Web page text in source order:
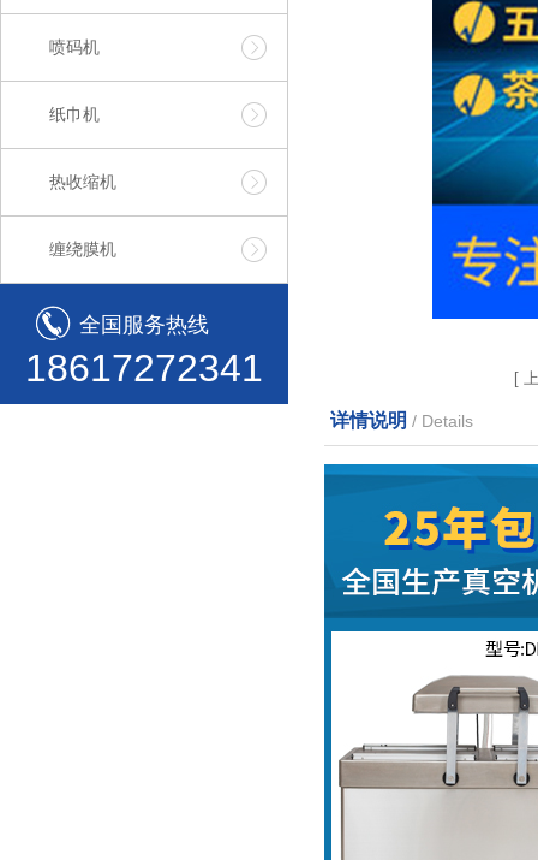
喷码机
纸巾机
热收缩机
缠绕膜机
全国服务热线
18617272341 [
详情说明 / Details